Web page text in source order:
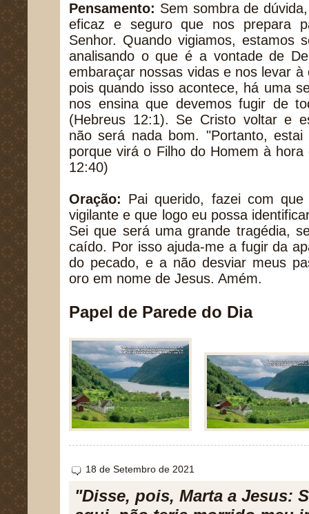
Pensamento: Sem sombra de
eficaz e seguro que nos prepara
Senhor. Quando vigiamos, estamos
analisando o que é a vontade de
embaraçar nossas vidas e nos levar
pois quando isso acontece, há uma
nos ensina que devemos fugir de
(Hebreus 12:1). Se Cristo voltar e
não será nada bom. "Portanto, estai
porque virá o Filho do Homem à
12:40)
Oração: Pai querido, fazei com
vigilante e que logo eu possa
Sei que será uma grande tragédia,
caído. Por isso ajuda-me a fugir da
do pecado, e a não desviar meus
oro em nome de Jesus. Amém.
Papel de Parede do Dia
18 de Setembro de 2021
"Disse, pois, Marta a Jesus: